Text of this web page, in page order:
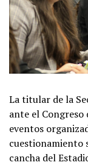
La titular de la
ante el Congreso
eventos
cuestionamiento
cancha del